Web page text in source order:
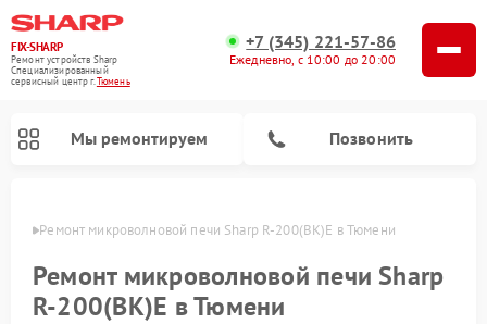
FIX-SHARP
Ремонт устройств Sharp
Специализированный
cервисный центр г.Тюмень
+7 (345) 221-57-86
Ежедневно, с 10:00 до 20:00
Мы ремонтируем Позвонить
Ремонт микроволновой печи Sharp R-200(BK)E в Тюмени
Ремонт микроволновой печи Sharp
R-200(BK)E в Тюмени